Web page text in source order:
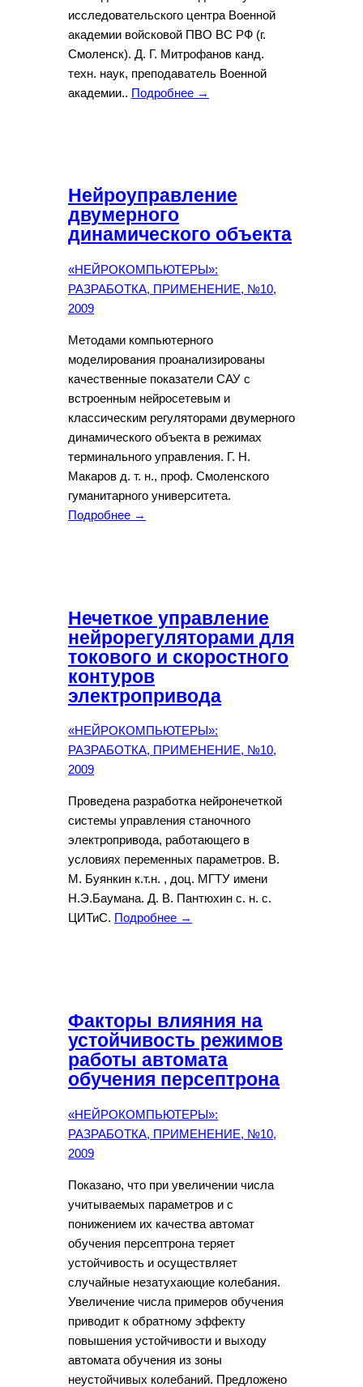
исследовательского центра Военной
академии войсковой ПВО ВС РФ (г.
Смоленск). Д. Г. Митрофанов канд.
техн. наук, преподаватель Военной
академии.. Подробнее →
Нейроуправление
двумерного
динамического объекта
«НЕЙРОКОМПЬЮТЕРЫ»:
РАЗРАБОТКА, ПРИМЕНЕНИЕ, №10,
2009
Методами компьютерного
моделирования проанализированы
качественные показатели САУ с
встроенным нейросетевым и
классическим регуляторами двумерного
динамического объекта в режимах
терминального управления. Г. Н.
Макаров д. т. н., проф. Смоленского
гуманитарного университета.
Подробнее →
Нечеткое управление
нейрорегуляторами для
токового и скоростного
контуров
электропривода
«НЕЙРОКОМПЬЮТЕРЫ»:
РАЗРАБОТКА, ПРИМЕНЕНИЕ, №10,
2009
Проведена разработка нейронечеткой
системы управления станочного
электропривода, работающего в
условиях переменных параметров. В.
М. Буянкин к.т.н. , доц. МГТУ имени
Н.Э.Баумана. Д. В. Пантюхин с. н. с.
ЦИТиС. Подробнее →
Факторы влияния на
устойчивость режимов
работы автомата
обучения персептрона
«НЕЙРОКОМПЬЮТЕРЫ»:
РАЗРАБОТКА, ПРИМЕНЕНИЕ, №10,
2009
Показано, что при увеличении числа
учитываемых параметров и с
понижением их качества автомат
обучения персептрона теряет
устойчивость и осуществляет
случайные незатухающие колебания.
Увеличение числа примеров обучения
приводит к обратному эффекту
повышения устойчивости и выходу
автомата обучения из зоны
неустойчивых колебаний. Предложено